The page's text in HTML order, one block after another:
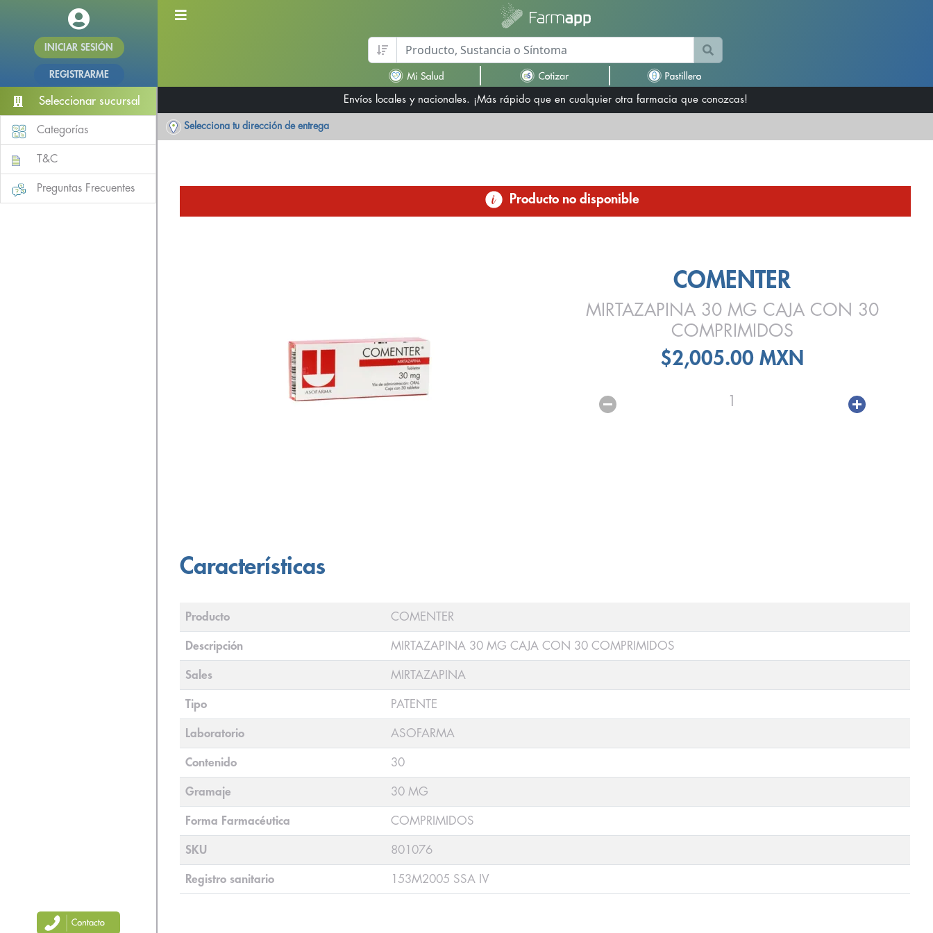
INICIAR SESIÓN
REGISTRARME
Seleccionar sucursal
Categorías
T&C
Preguntas Frecuentes
Envíos locales y nacionales. ¡Más rápido que en cualquier otra farmacia que conozcas!
Selecciona tu dirección de entrega
Producto no disponible
COMENTER
MIRTAZAPINA 30 MG CAJA CON 30
COMPRIMIDOS
$2,005.00 MXN
1
Características
Producto COMENTER
Descripción MIRTAZAPINA 30 MG CAJA CON 30 COMPRIMIDOS
Sales MIRTAZAPINA
Tipo PATENTE
Laboratorio ASOFARMA
Contenido 30
Gramaje 30 MG
Forma Farmacéutica COMPRIMIDOS
SKU 801076
Registro sanitario 153M2005 SSA IV